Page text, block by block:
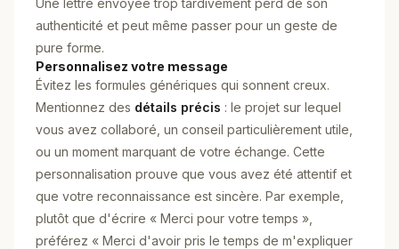
Une lettre envoyée trop tardivement perd de son
authenticité et peut même passer pour un geste de
pure forme.
Personnalisez votre message
Évitez les formules génériques qui sonnent creux.
Mentionnez des détails précis : le projet sur lequel
vous avez collaboré, un conseil particulièrement utile,
ou un moment marquant de votre échange. Cette
personnalisation prouve que vous avez été attentif et
que votre reconnaissance est sincère. Par exemple,
plutôt que d'écrire « Merci pour votre temps »,
préférez « Merci d'avoir pris le temps de m'expliquer